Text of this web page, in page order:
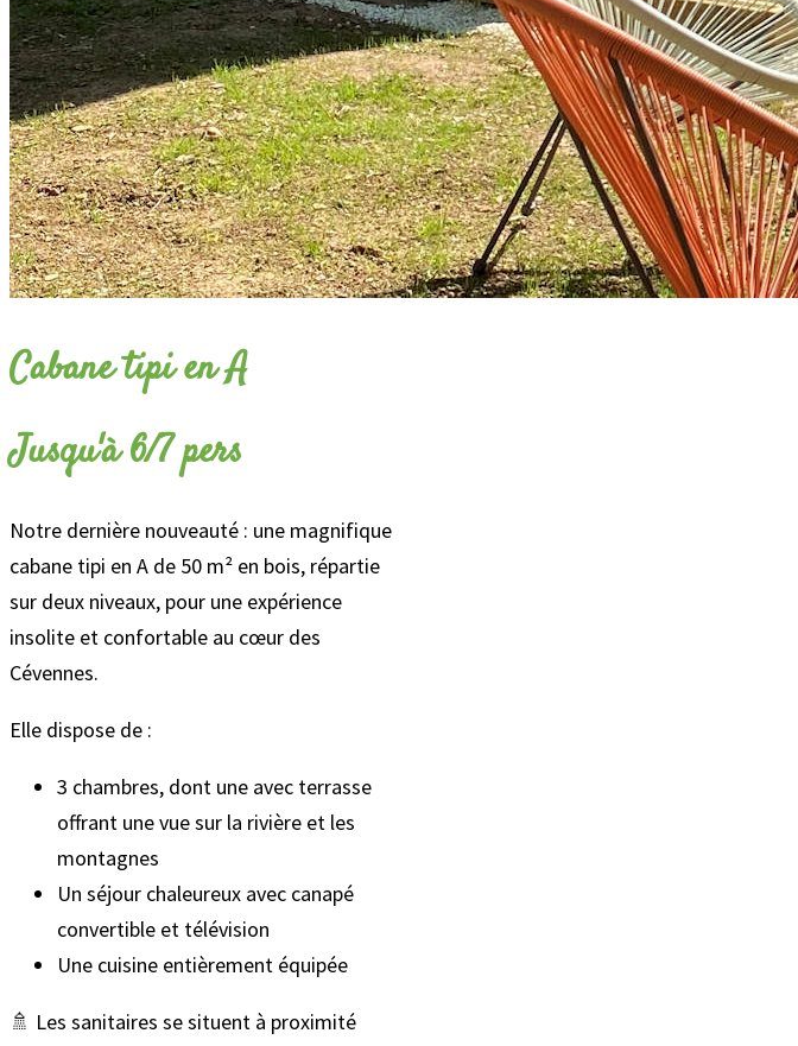
Cabane tipi en A
Jusqu'à 6/7 pers
Notre dernière nouveauté : une magnifique
cabane tipi en A de 50 m² en bois, répartie
sur deux niveaux, pour une expérience
insolite et confortable au cœur des
Cévennes.
Elle dispose de :
3 chambres, dont une avec terrasse
offrant une vue sur la rivière et les
montagnes
Un séjour chaleureux avec canapé
convertible et télévision
Une cuisine entièrement équipée
🚿 Les sanitaires se situent à proximité